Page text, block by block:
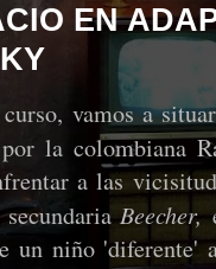
EN
vamos a
la colombiana
a las
secundariaBeecher,
niño 'diferente'